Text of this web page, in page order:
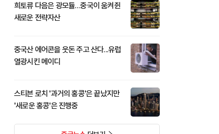
희토류 다음은 광모듈…중국이 움켜쥔
새로운 전략자산
중국산 에어콘을 웃돈 주고 산다...유럽
열광시킨 메이디
스티븐 로치 '과거의 홍콩'은 끝났지만
'새로운 홍콩'은 진행중